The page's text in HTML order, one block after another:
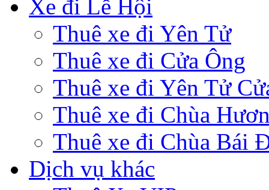
Xe đi Lễ Hội
Thuê xe đi Yên Tử
Thuê xe đi Cửa Ông
Thuê xe đi Yên Tử
Thuê xe đi Chùa
Thuê xe đi Chùa Bái
Dịch vụ khác